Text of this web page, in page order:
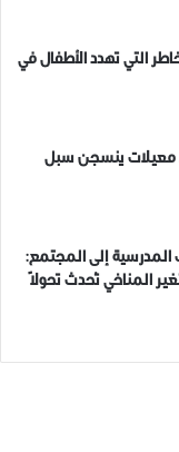
التي تهدد الأطفال في
معيلات ينسجن سبل
المدرسية إلى المجتمع:
المناخي تُحدث تحولاً